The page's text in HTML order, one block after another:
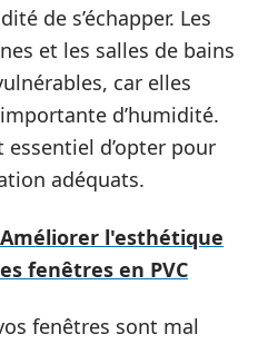
de s’échapper. Les
et les salles de bains
car elles
d’humidité.
essentiel d’opter pour
adéquats.
Améliorer l'esthétique
fenêtres en PVC
fenêtres sont mal